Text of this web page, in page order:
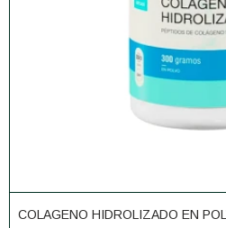
COLAGENO HIDROLIZADO EN